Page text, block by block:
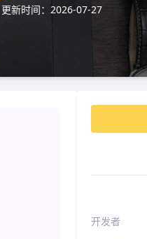
更新时间：2026-07-27
开发者